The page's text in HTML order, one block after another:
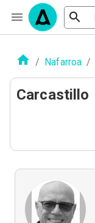
/ Nafarroa /
Carcastillo